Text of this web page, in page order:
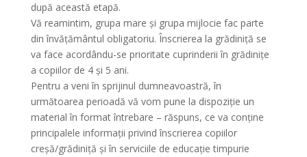
după această etapă.
Vă reamintim, grupa mare și grupa mijlocie fac parte
din învățământul obligatoriu. Înscrierea la grădiniță se
va face acordându-se prioritate cuprinderii în grădinițe
a copiilor de 4 și 5 ani.
Pentru a veni în sprijinul dumneavoastră, în
următoarea perioadă vă vom pune la dispoziție un
material în format întrebare – răspuns, ce va conține
principalele informații privind înscrierea copiilor
creșă/grădiniță și în serviciile de educație timpurie